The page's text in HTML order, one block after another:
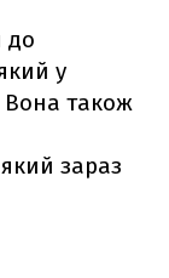
до
у
Вона також
зараз